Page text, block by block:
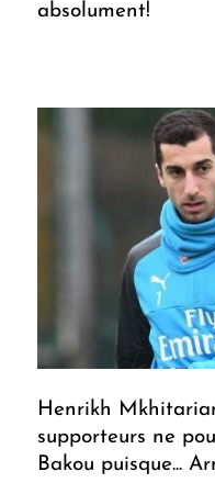
absolument!
Henrikh
supporteurs ne
Bakou puisque...